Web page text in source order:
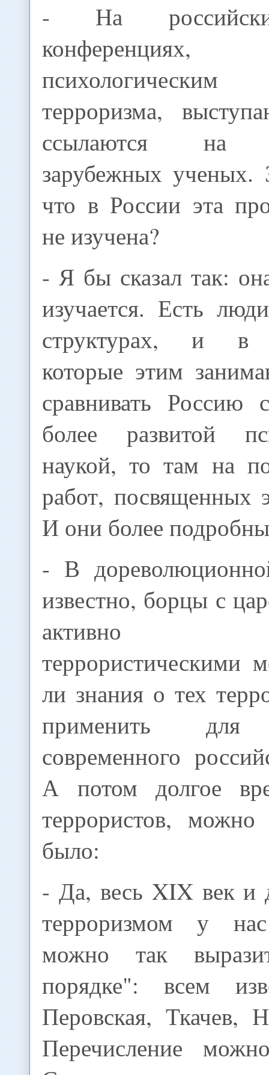
- На
конференциях,
терроризма,
ссылаются на
зарубежных ученых.
что в России эта
не изучена?
- Я бы сказал так:
изучается. Есть
структурах, и в
которые этим
сравнивать Россию
более развитой
наукой, то там на
работ, посвященных
И они более
- В
известно, борцы с
активно
террористическими
ли знания о тех
применить для
современного
А потом долгое
террористов,
было:
- Да, весь XIX век и
терроризмом у
можно так
порядке": всем
Перовская, Ткачев,
Перечисление